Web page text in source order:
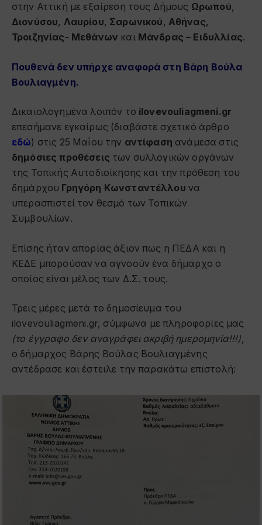
στην Αττική με εξαίρεση τους ∆ήμους Ωρωπού,
∆ιονύσου, Λαυρίου, Σαρωνικού, Αθήνας,
Τροιζηνίας- Μεθάνων και Μάνδρας – Ειδυλλίας.
Πουθενά δεν υπήρχε αναφορά στη Βάρη Βούλα
Βουλιαγμένη.
Δικαιολογημένα λοιπόν το ilovevouliagmeni.gr
επεσήμανε εγκαίρως (διαβάστε σχετικό άρθρο
εδώ) στις 25 Μαΐου την αντίφαση ανάμεσα στις
δημόσιες προθέσεις των συλλογικών οργάνων
της Τοπικής Αυτοδιοίκησης και την πρόθεση του
δημάρχου Γρηγόρη Κωνσταντέλλου να
υπερασπιστεί τον θεσμό των Τοπικών
Συμβουλίων.
Επίσης ήταν απορίας άξιον πως η ΠΕΔΑ και η
ΚΕΔΕ μπορούσαν να αγνοούν ένα δήμαρχο ο
οποίος είναι μέλος των Δ.Σ. τους.
Τρεις μέρες μετά το δημοσίευμα του
ilovevouliagmeni.gr, σύμφωνα με πληροφορίες μας
(το έγγραφο δεν αναγράφει ακριβή ημερομηνία!!!),
ο δήμαρχος Βάρης Βούλας Βουλιαγμένης
αντέδρασε και έστειλε την παρακάτω επιστολή: